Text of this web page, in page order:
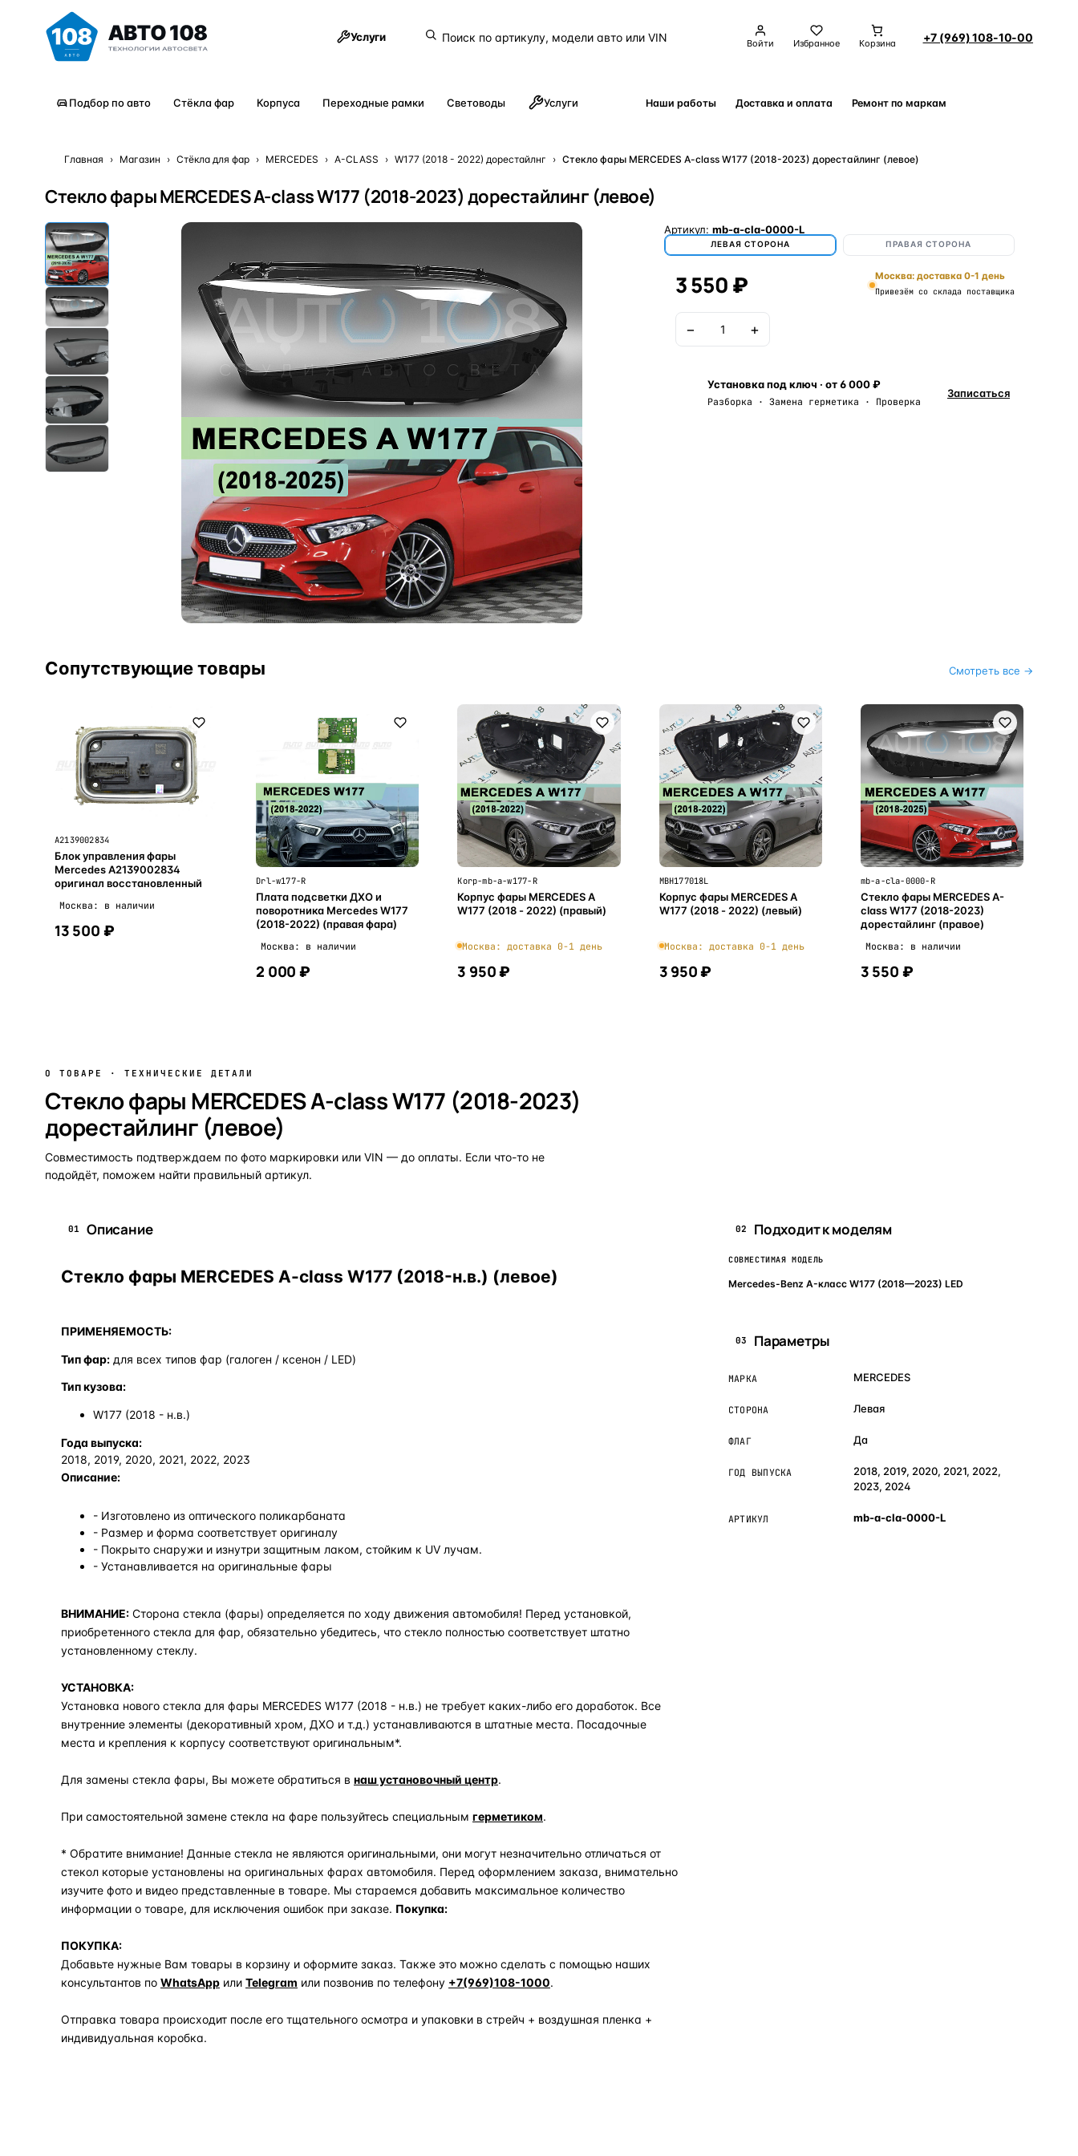
Услуги Войти Избранное Корзина +7 (969) 108-10-00
Подбор по авто Стёкла фар Корпуса Переходные рамки Световоды Услуги Наши работы Доставка и оплата Ремонт по маркам
Главная › Магазин › Стёкла для фар › MERCEDES › A-CLASS › W177 (2018 - 2022) дорестайлнг › Стекло фары MERCEDES A-class W177 (2018-2023) дорестайлинг (левое)
Стекло фары MERCEDES A-class W177 (2018-2023) дорестайлинг (левое)
Артикул: mb-a-cla-0000-L
ЛЕВАЯ СТОРОНА ПРАВАЯ СТОРОНА
3 550 ₽ Москва: доставка 0-1 день
Привезём со склада поставщика
− +
Установка под ключ · от 6 000 ₽
Разборка · Замена герметика · Проверка
Записаться
Сопутствующие товары Смотреть все →
A2139002834
Блок управления фары
Mercedes A2139002834
оригинал восстановленный
Москва: в наличии
13 500 ₽
Drl-w177-R
Плата подсветки ДХО и
поворотника Mercedes W177
(2018-2022) (правая фара)
Москва: в наличии
2 000 ₽
Korp-mb-a-w177-R
Корпус фары MERCEDES A
W177 (2018 - 2022) (правый)
Москва: доставка 0-1 день
3 950 ₽
MBH177018L
Корпус фары MERCEDES A
W177 (2018 - 2022) (левый)
Москва: доставка 0-1 день
3 950 ₽
mb-a-cla-0000-R
Стекло фары MERCEDES A-
class W177 (2018-2023)
дорестайлинг (правое)
Москва: в наличии
3 550 ₽
О ТОВАРЕ · ТЕХНИЧЕСКИЕ ДЕТАЛИ
Стекло фары MERCEDES A-class W177 (2018-2023)
дорестайлинг (левое)
Совместимость подтверждаем по фото маркировки или VIN — до оплаты. Если что-то не
подойдёт, поможем найти правильный артикул.
01 Описание
Стекло фары MERCEDES A-class W177 (2018-н.в.) (левое)
ПРИМЕНЯЕМОСТЬ:
Тип фар: для всех типов фар (галоген / ксенон / LED)
Тип кузова:
W177 (2018 - н.в.)
Года выпуска:
2018, 2019, 2020, 2021, 2022, 2023
Описание:
- Изготовлено из оптического поликарбаната
- Размер и форма соответствует оригиналу
- Покрыто снаружи и изнутри защитным лаком, стойким к UV лучам.
- Устанавливается на оригинальные фары
ВНИМАНИЕ: Сторона стекла (фары) определяется по ходу движения автомобиля! Перед установкой,
приобретенного стекла для фар, обязательно убедитесь, что стекло полностью соответствует штатно
установленному стеклу.
УСТАНОВКА:
Установка нового стекла для фары MERCEDES W177 (2018 - н.в.) не требует каких-либо его доработок. Все
внутренние элементы (декоративный хром, ДХО и т.д.) устанавливаются в штатные места. Посадочные
места и крепления к корпусу соответствуют оригинальным*.
Для замены стекла фары, Вы можете обратиться в наш установочный центр.
При самостоятельной замене стекла на фаре пользуйтесь специальным герметиком.
* Обратите внимание! Данные стекла не являются оригинальными, они могут незначительно отличаться от
стекол которые установлены на оригинальных фарах автомобиля. Перед оформлением заказа, внимательно
изучите фото и видео представленные в товаре. Мы стараемся добавить максимальное количество
информации о товаре, для исключения ошибок при заказе. Покупка:
ПОКУПКА:
Добавьте нужные Вам товары в корзину и оформите заказ. Также это можно сделать с помощью наших
консультантов по WhatsApp или Telegram или позвонив по телефону +7(969)108-1000.
Отправка товара происходит после его тщательного осмотра и упаковки в стрейч + воздушная пленка +
индивидуальная коробка.
02 Подходит к моделям
СОВМЕСТИМАЯ МОДЕЛЬ
Mercedes-Benz A-класс W177 (2018—2023) LED
03 Параметры
МАРКА MERCEDES
СТОРОНА Левая
ФЛАГ Да
ГОД ВЫПУСКА
2018, 2019, 2020, 2021, 2022,
2023, 2024
АРТИКУЛ mb-a-cla-0000-L